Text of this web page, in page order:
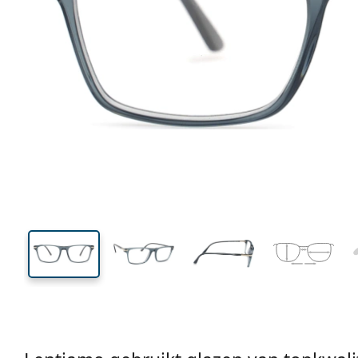
Breedte
38 mm
Glashoogte Glasbreedte